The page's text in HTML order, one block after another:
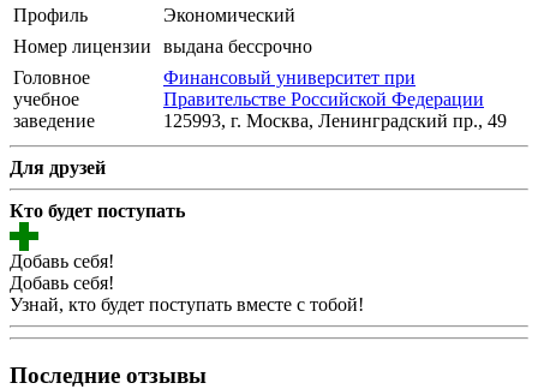
Профиль
Экономический
Номер лицензии
выдана бессрочно
Головное
учебное
заведение
Финансовый университет при
Правительстве Российской Федерации
125993, г. Москва, Ленинградский пр., 49
Для друзей
Кто будет поступать
Добавь себя!
Добавь себя!
Узнай, кто будет поступать вместе с тобой!
Последние отзывы